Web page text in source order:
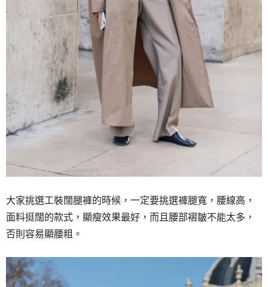
大家挑選工裝闊腿褲的時候，一定要挑選褲腿寬，腰線高，
面料挺闊的款式，顯瘦效果最好，而且腰部褶皺不能太多，
否則容易顯腰粗。